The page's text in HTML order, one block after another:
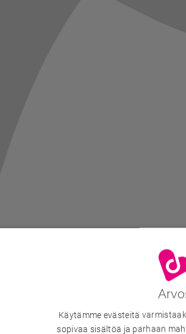
Käytämme evästeitä
sopivaa sisältöä ja parhaan